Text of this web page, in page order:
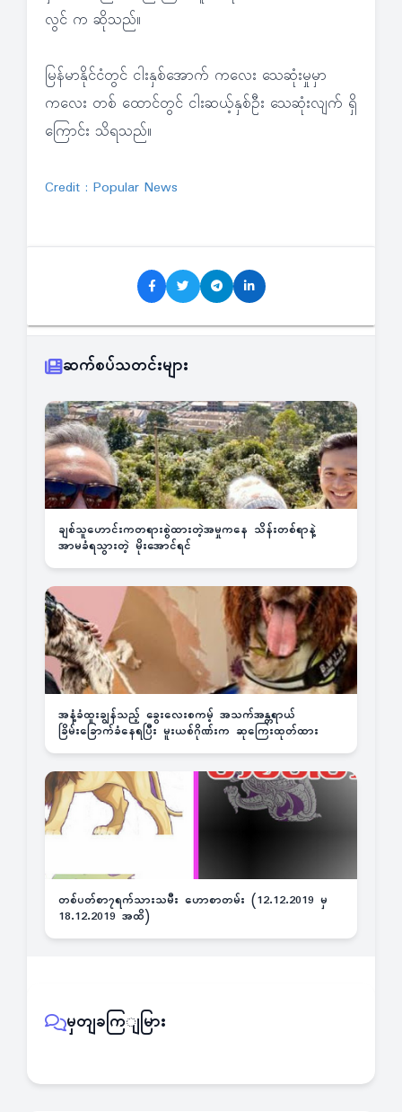
လွင် က ဆိုသည်။
မြန်မာနိုင်ငံတွင် ငါးနှစ်အောက် ကလေး သေဆုံးမှုမှာ
ကလေး တစ် ထောင်တွင် ငါးဆယ့်နှစ်ဦး သေဆုံးလျက် ရှိ
ကြောင်း သိရသည်။
Credit : Popular News
ဆက်စပ်သတင်းများ
ချစ်သူဟောင်းကတရားစွဲထားတဲ့အမှုကနေ သိန်းတစ်ရာနဲ့
အာမခံရသွားတဲ့ မိုးအောင်ရင်
အနံ့ခံထူးချွန်သည့် ခွေးလေးစကမ့် အသက်အန္တရာယ်
ခြိမ်းခြောက်ခံနေရပြီး မူးယစ်ဂိုဏ်းက ဆုကြေးထုတ်ထား
တစ်ပတ်စာ၇ရက်သားသမီး ဟောစာတမ်း (12.12.2019 မှ
18.12.2019 အထိ)
မှတျခကြျမြား